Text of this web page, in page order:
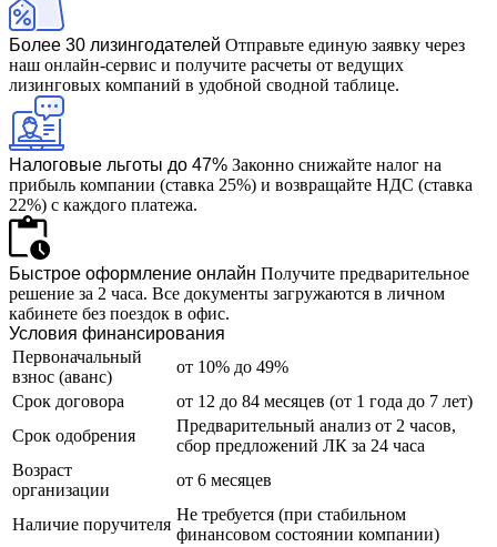
Более 30 лизингодателей Отправьте единую заявку через
наш онлайн-сервис и получите расчеты от ведущих
лизинговых компаний в удобной сводной таблице.
Налоговые льготы до 47% Законно снижайте налог на
прибыль компании (ставка 25%) и возвращайте НДС (ставка
22%) с каждого платежа.
Быстрое оформление онлайн Получите предварительное
решение за 2 часа. Все документы загружаются в личном
кабинете без поездок в офис.
Условия финансирования
Первоначальный
взнос (аванс)
от 10% до 49%
Срок договора
от 12 до 84 месяцев (от 1 года до 7 лет)
Срок одобрения
Предварительный анализ от 2 часов,
сбор предложений ЛК за 24 часа
Возраст
организации
от 6 месяцев
Наличие поручителя
Не требуется (при стабильном
финансовом состоянии компании)